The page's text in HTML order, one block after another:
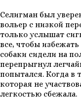
Селигман был
вольер с низкой
только услышат
все, чтобы
собаки сидели на
перепрыгнул
попытался. Когда в
которая не
легкостью сбежала.